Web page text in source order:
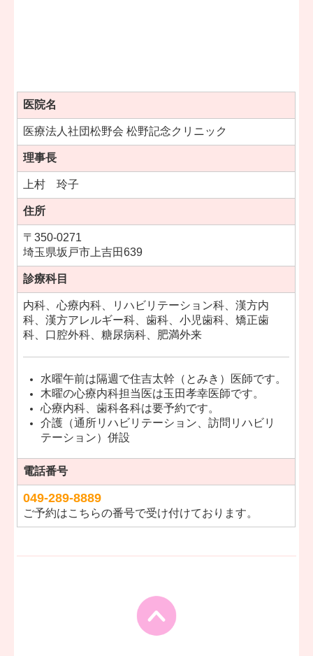
医院名
医療法人社団松野会 松野記念クリニック
理事長
上村 玲子
住所
〒350-0271
埼玉県坂戸市上吉田639
診療科目
内科、心療内科、リハビリテーション科、漢方内
科、漢方アレルギー科、歯科、小児歯科、矯正歯
科、口腔外科、糖尿病科、肥満外来
水曜午前は隔週で住吉太幹（とみき）医師です。
木曜の心療内科担当医は玉田孝幸医師です。
心療内科、歯科各科は要予約です。
介護（通所リハビリテーション、訪問リハビリ
テーション）併設
電話番号
049-289-8889
ご予約はこちらの番号で受け付けております。